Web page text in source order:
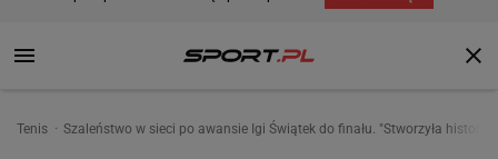
Tenis Szaleństwo w sieci po awansie Igi Świątek do finału. "Stworzyła historię"